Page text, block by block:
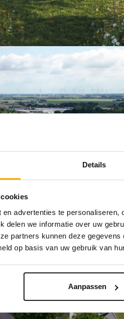
Details
advertenties te
delen we informatie over uw
partners kunnen deze
op basis van uw gebruik van
Aanpassen